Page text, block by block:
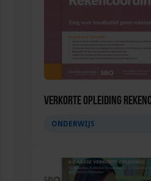
Verkorte opleiding
ONDERWIJS